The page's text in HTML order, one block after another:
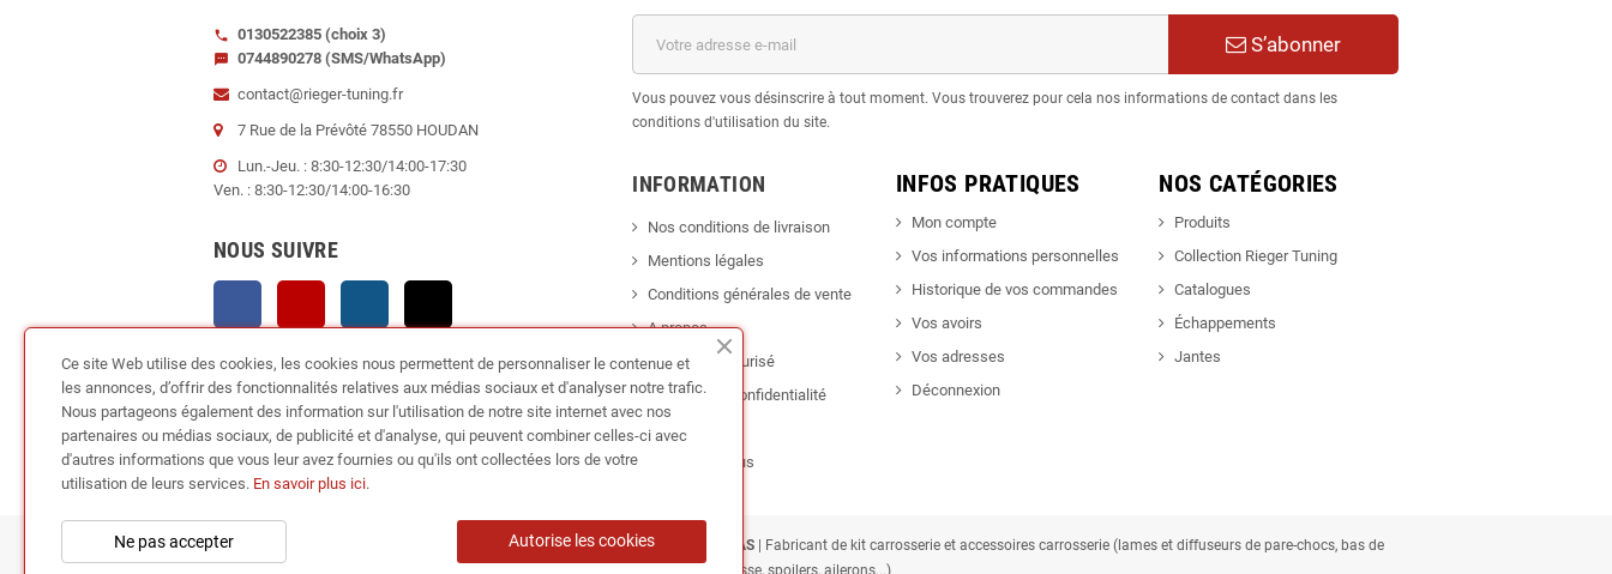
call 0130522385 (choix 3)
sms
0744890278 (SMS/WhatsApp)
contact@rieger-tuning.fr
7 Rue de la Prévôté 78550 HOUDAN
Lun.-Jeu. : 8:30-12:30/14:00-17:30
Ven. : 8:30-12:30/14:00-16:30
NOUS SUIVRE
Facebook YouTube Instagram
S’abonner
Vous pouvez vous désinscrire à tout moment. Vous trouverez pour cela nos informations de contact dans les
conditions d'utilisation du site.
INFORMATION
Nos conditions de livraison
Mentions légales
Conditions générales de vente
A propos
Paiement sécurisé
Politique de confidentialité
Promotion
Contactez-nous
INFOS PRATIQUES
Mon compte
Vos informations personnelles
Historique de vos commandes
Vos avoirs
Vos adresses
Déconnexion
NOS CATÉGORIES
Produits
Collection Rieger Tuning
Catalogues
Échappements
Jantes
RIEGER TUNING France • TUNEDYNAMIC SAS| Fabricant de kit carrosserie et accessoires carrosserie (lames et diffuseurs de pare-chocs, bas de
caisse, spoilers, ailerons...)
Ce site Web utilise des cookies, les cookies nous permettent de personnaliser le contenue et
les annonces, d’offrir des fonctionnalités relatives aux médias sociaux et d'analyser notre trafic.
Nous partageons également des information sur l'utilisation de notre site internet avec nos
partenaires ou médias sociaux, de publicité et d'analyse, qui peuvent combiner celles-ci avec
d'autres informations que vous leur avez fournies ou qu'ils ont collectées lors de votre
utilisation de leurs services. En savoir plus ici.
Autorise les cookies
Ne pas accepter